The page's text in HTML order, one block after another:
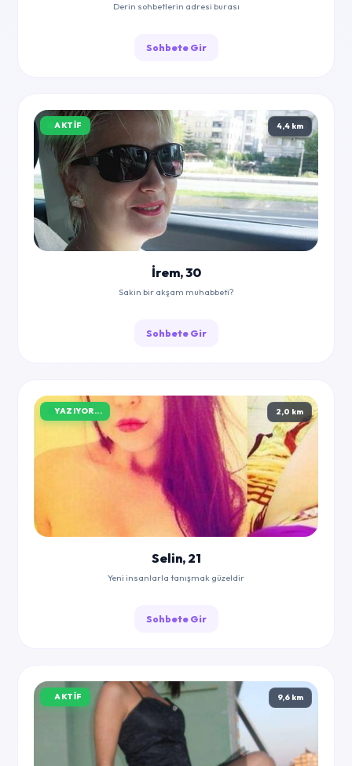
Derin sohbetlerin adresi burası
Sohbete Gir
AKTIF 4,4 km
İrem, 30
Sakin bir akşam muhabbeti?
Sohbete Gir
YAZIYOR... 2,0 km
Selin, 21
Yeni insanlarla tanışmak güzeldir
Sohbete Gir
AKTIF 9,6 km